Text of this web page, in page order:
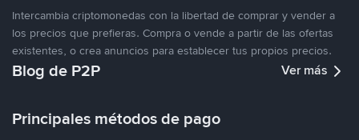
Intercambia criptomonedas con la libertad de comprar y vender a
los precios que prefieras. Compra o vende a partir de las ofertas
existentes, o crea anuncios para establecer tus propios precios.
Blog de P2P Ver más
Principales métodos de pago